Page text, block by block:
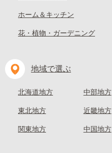
ホーム＆キッチン
花・植物・ガーデニング
地域で選ぶ
北海道地方
東北地方
関東地方
中部地方
近畿地方
中国地方